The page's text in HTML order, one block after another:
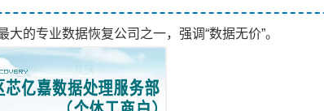
的专业数据恢复公司之一，强调“数据无价”。